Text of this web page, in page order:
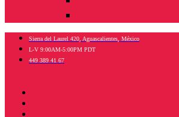
Sierra del Laurel 420, Aguascalientes, México
L-V 9:00AM-5:00PM PDT
449 389 41 67